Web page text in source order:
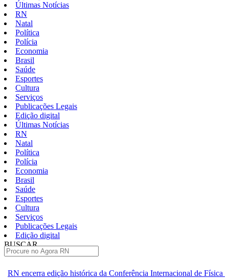
Últimas Notícias
RN
Natal
Política
Polícia
Economia
Brasil
Saúde
Esportes
Cultura
Serviços
Publicações Legais
Edição digital
Últimas Notícias
RN
Natal
Política
Polícia
Economia
Brasil
Saúde
Esportes
Cultura
Serviços
Publicações Legais
Edição digital
BUSCAR
da Conferência Internacional de Física de Altas Energias